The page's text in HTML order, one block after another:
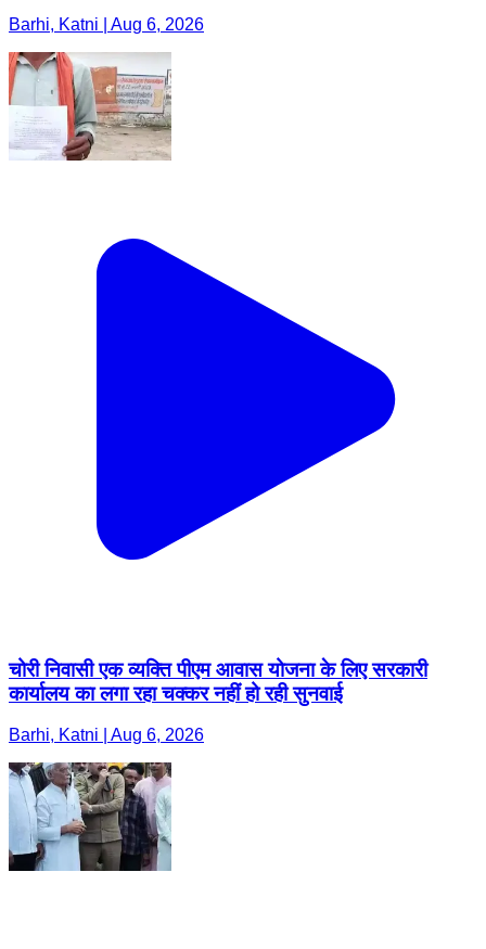
Barhi, Katni | Aug 6, 2026
चोरी निवासी एक व्यक्ति पीएम आवास योजना के लिए सरकारी
कार्यालय का लगा रहा चक्कर नहीं हो रही सुनवाई
Barhi, Katni | Aug 6, 2026